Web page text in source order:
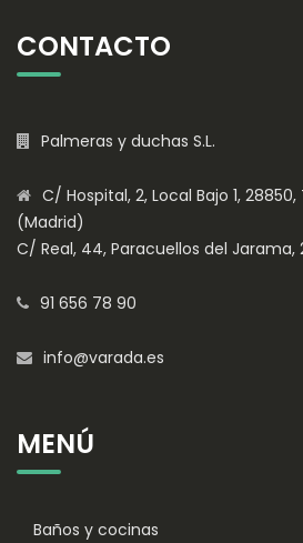
CONTACTO
Palmeras y duchas S.L.
C/ Hospital, 2, Local Bajo 1,
(Madrid)
C/ Real, 44, Paracuellos del Jarama,
91 656 78 90
info@varada.es
MENÚ
Baños y cocinas